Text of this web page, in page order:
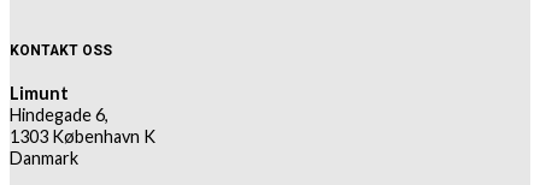
KONTAKT OSS
Limunt
Hindegade 6,
1303 København K
Danmark